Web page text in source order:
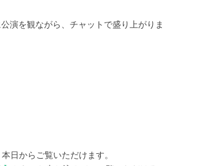
演を観ながら、チャットで盛り上がりま
日からご覧いただけます。